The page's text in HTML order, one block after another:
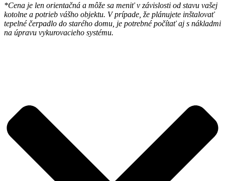
*Cena je len orientačná a môže sa meniť v závislosti od stavu vašej
kotolne a potrieb vášho objektu. V prípade, že plánujete inštalovať
tepelné čerpadlo do starého domu, je potrebné počítať aj s nákladmi
na úpravu vykurovacieho systému.